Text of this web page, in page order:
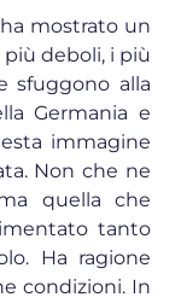
mostrato un
deboli, i più
sfuggono alla
Germania e
immagine
Non che ne
quella che
tanto
Ha ragione
condizioni. In